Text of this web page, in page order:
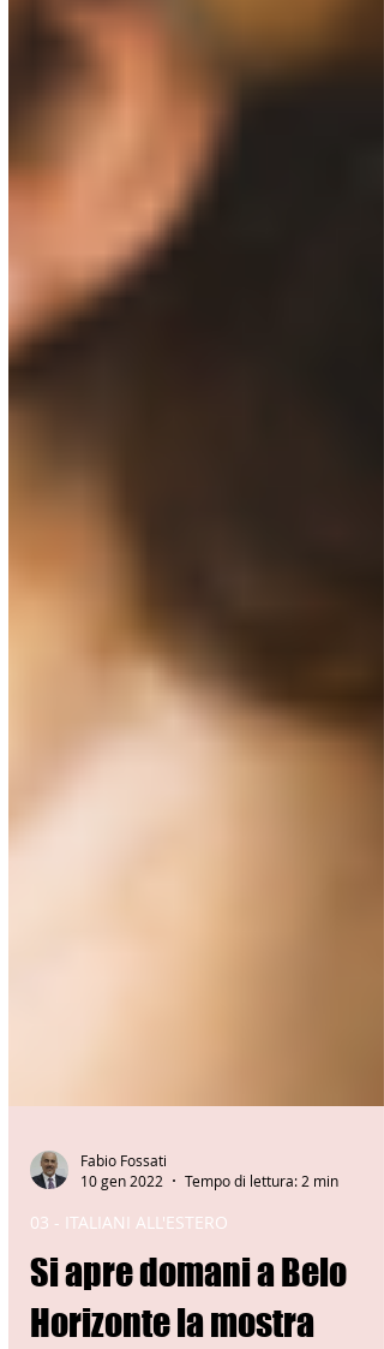
Fabio Fossati
10 gen 2022
Tempo di lettura: 2 min
03 - ITALIANI ALL'ESTERO
Si apre domani a Belo